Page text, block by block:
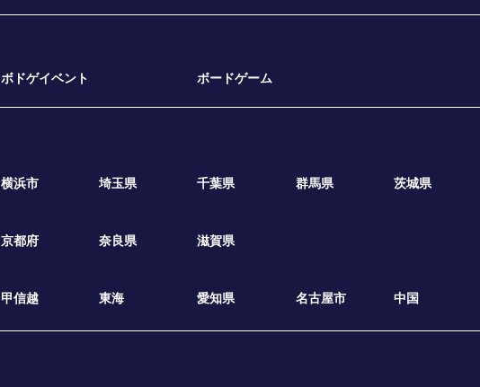
ボドゲイベント ボードゲーム
横浜市 埼玉県 千葉県 群馬県 茨城県
京都府 奈良県 滋賀県
甲信越 東海 愛知県 名古屋市 中国